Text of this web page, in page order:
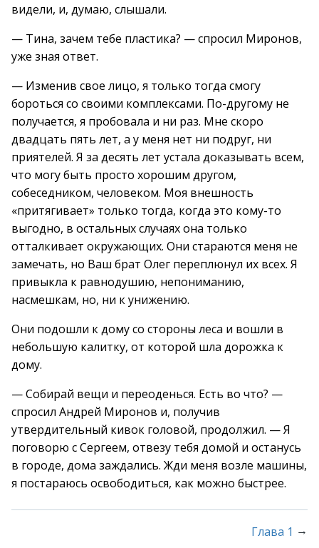
видели, и, думаю, слышали.
— Тина, зачем тебе пластика? — спросил Миронов,
уже зная ответ.
— Изменив свое лицо, я только тогда смогу
бороться со своими комплексами. По-другому не
получается, я пробовала и ни раз. Мне скоро
двадцать пять лет, а у меня нет ни подруг, ни
приятелей. Я за десять лет устала доказывать всем,
что могу быть просто хорошим другом,
собеседником, человеком. Моя внешность
«притягивает» только тогда, когда это кому-то
выгодно, в остальных случаях она только
отталкивает окружающих. Они стараются меня не
замечать, но Ваш брат Олег переплюнул их всех. Я
привыкла к равнодушию, непониманию,
насмешкам, но, ни к унижению.
Они подошли к дому со стороны леса и вошли в
небольшую калитку, от которой шла дорожка к
дому.
— Собирай вещи и переоденься. Есть во что? —
спросил Андрей Миронов и, получив
утвердительный кивок головой, продолжил. — Я
поговорю с Сергеем, отвезу тебя домой и останусь
в городе, дома заждались. Жди меня возле машины,
я постараюсь освободиться, как можно быстрее.
Глава 1 →